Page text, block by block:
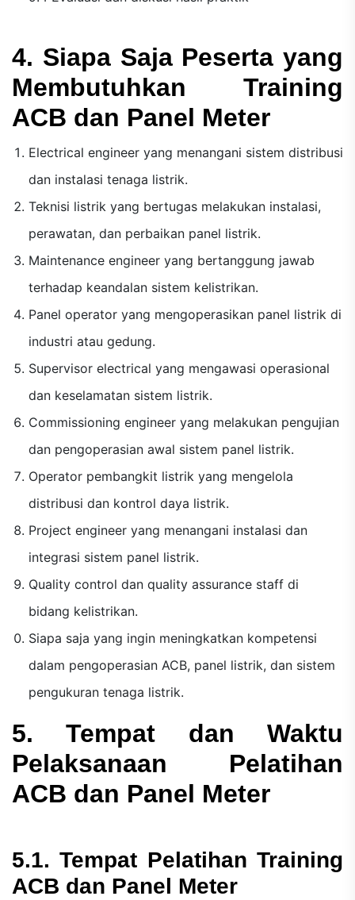
4. Siapa Saja Peserta yang
Membutuhkan Training
ACB dan Panel Meter
Electrical engineer yang menangani sistem distribusi
dan instalasi tenaga listrik.
Teknisi listrik yang bertugas melakukan instalasi,
perawatan, dan perbaikan panel listrik.
Maintenance engineer yang bertanggung jawab
terhadap keandalan sistem kelistrikan.
Panel operator yang mengoperasikan panel listrik di
industri atau gedung.
Supervisor electrical yang mengawasi operasional
dan keselamatan sistem listrik.
Commissioning engineer yang melakukan pengujian
dan pengoperasian awal sistem panel listrik.
Operator pembangkit listrik yang mengelola
distribusi dan kontrol daya listrik.
Project engineer yang menangani instalasi dan
integrasi sistem panel listrik.
Quality control dan quality assurance staff di
bidang kelistrikan.
Siapa saja yang ingin meningkatkan kompetensi
dalam pengoperasian ACB, panel listrik, dan sistem
pengukuran tenaga listrik.
5. Tempat dan Waktu
Pelaksanaan Pelatihan
ACB dan Panel Meter
5.1. Tempat Pelatihan Training
ACB dan Panel Meter